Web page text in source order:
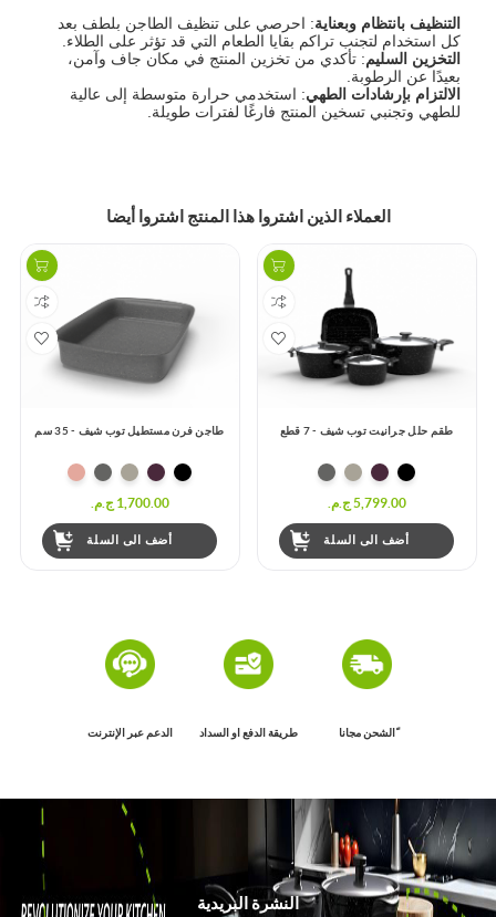
التنظيف بانتظام وبعناية: احرصي على تنظيف الطاجن بلطف بعد
كل استخدام لتجنب تراكم بقايا الطعام التي قد تؤثر على الطلاء.
التخزين السليم: تأكدي من تخزين المنتج في مكان جاف وآمن،
بعيدًا عن الرطوبة.
الالتزام بإرشادات الطهي: استخدمي حرارة متوسطة إلى عالية
للطهي وتجنبي تسخين المنتج فارغًا لفترات طويلة.
العملاء الذين اشتروا هذا المنتج اشتروا أيضا
طقم حلل جرانيت توب شيف - 7 قطع
5,799.00 ج.م.‏
أضف الى السلة
طاجن فرن مستطيل توب شيف - 35 سم
1,700.00 ج.م.‏
أضف الى السلة
ًالشحن مجانا طريقة الدفع او السداد الدعم عبر الإنترنت
النشرة البريدية